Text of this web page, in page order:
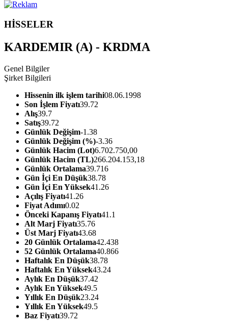
HİSSELER
KARDEMIR (A) - KRDMA
Genel Bilgiler
Şirket Bilgileri
Hissenin ilk işlem tarihi08.06.1998
Son İşlem Fiyatı39.72
Alış39.7
Satış39.72
Günlük Değişim-1.38
Günlük Değişim (%)-3.36
Günlük Hacim (Lot)6.702.750,00
Günlük Hacim (TL)266.204.153,18
Günlük Ortalama39.716
Gün İçi En Düşük38.78
Gün İçi En Yüksek41.26
Açılış Fiyatı41.26
Fiyat Adımı0.02
Önceki Kapanış Fiyatı41.1
Alt Marj Fiyatı35.76
Üst Marj Fiyatı43.68
20 Günlük Ortalama42.438
52 Günlük Ortalama40.866
Haftalık En Düşük38.78
Haftalık En Yüksek43.24
Aylık En Düşük37.42
Aylık En Yüksek49.5
Yıllık En Düşük23.24
Yıllık En Yüksek49.5
Baz Fiyatı39.72